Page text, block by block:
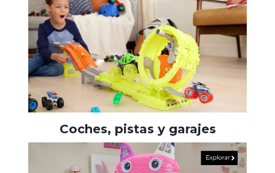
Coches, pistas y garajes